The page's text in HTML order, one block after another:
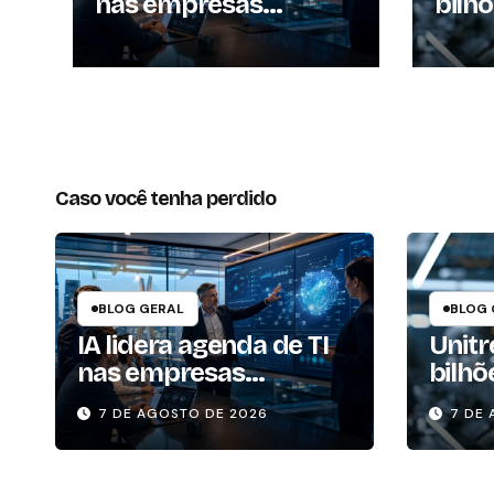
brasileiras
Caso você tenha perdido
BLOG GERAL
IA lidera agenda de TI
nas empresas
brasileiras
7 DE AGOSTO DE 2026
BLOG
7 DE